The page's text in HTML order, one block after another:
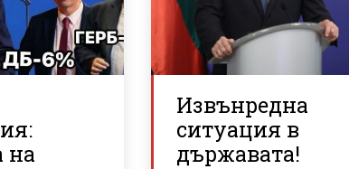
на
Извънредна
ситуация в
държавата!